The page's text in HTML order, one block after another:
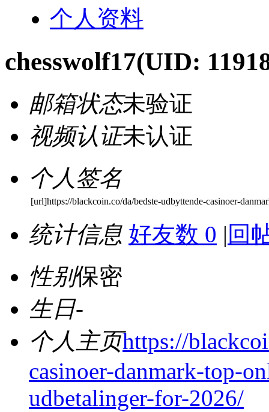
个人资料
chesswolf17(UID:
邮箱状态未验证
视频认证未认证
个人签名
[url]https://blackcoin.co/da/bedste-udbyttende-casinoer-
统计信息 好友数 0 | 回
性别保密
生日-
个人主页https://
casinoer-danmark-top-
udbetalinger-for-2026/